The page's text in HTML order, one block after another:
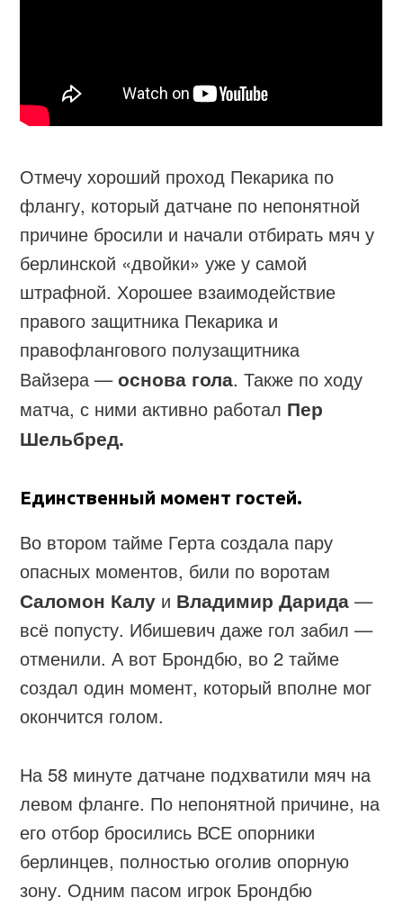
Отмечу хороший проход Пекарика по
флангу, который датчане по непонятной
причине бросили и начали отбирать мяч у
берлинской «двойки» уже у самой
штрафной. Хорошее взаимодействие
правого защитника Пекарика и
правофлангового полузащитника
Вайзера —основа гола. Также по ходу
матча, с ними активно работал Пер
Шельбред.
Единственный момент гостей.
Во втором тайме Герта создала пару
опасных моментов, били по воротам
Саломон Калу и Владимир Дарида —
всё попусту. Ибишевич даже гол забил —
отменили. А вот Брондбю, во 2 тайме
создал один момент, который вполне мог
окончится голом.
На 58 минуте датчане подхватили мяч на
левом фланге. По непонятной причине, на
его отбор бросились ВСЕ опорники
берлинцев, полностью оголив опорную
зону. Одним пасом игрок Брондбю